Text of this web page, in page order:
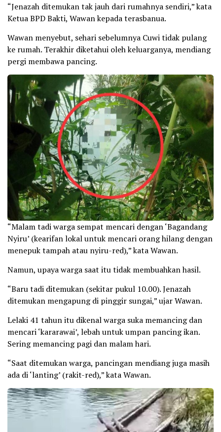
“Jenazah ditemukan tak jauh dari rumahnya sendiri,” kata
Ketua BPD Bakti, Wawan kepada terasbanua.
Wawan menyebut, sehari sebelumnya Cuwi tidak pulang
ke rumah. Terakhir diketahui oleh keluarganya, mendiang
pergi membawa pancing.
“Malam tadi warga sempat mencari dengan ‘Bagandang
Nyiru’ (kearifan lokal untuk mencari orang hilang dengan
menepuk tampah atau nyiru-red),” kata Wawan.
Namun, upaya warga saat itu tidak membuahkan hasil.
“Baru tadi ditemukan (sekitar pukul 10.00). Jenazah
ditemukan mengapung di pinggir sungai,” ujar Wawan.
Lelaki 41 tahun itu dikenal warga suka memancing dan
mencari ‘kararawai’, lebah untuk umpan pancing ikan.
Sering memancing pagi dan malam hari.
“Saat ditemukan warga, pancingan mendiang juga masih
ada di ‘lanting’ (rakit-red),” kata Wawan.